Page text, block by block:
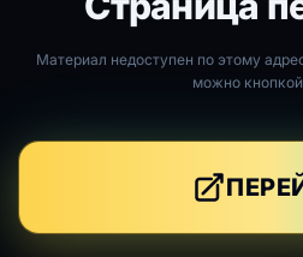
Материал недоступен по этому
можно